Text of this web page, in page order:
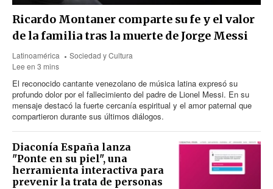
Ricardo Montaner comparte su fe y el valor
de la familia tras la muerte de Jorge Messi
Latinoamérica
Sociedad y Cultura
Lee en 3 mins
El reconocido cantante venezolano de música latina expresó su
profundo dolor por el fallecimiento del padre de Lionel Messi. En su
mensaje destacó la fuerte cercanía espiritual y el amor paternal que
compartieron durante sus últimos diálogos.
Diaconía España lanza
"Ponte en su piel", una
herramienta interactiva para
prevenir la trata de personas